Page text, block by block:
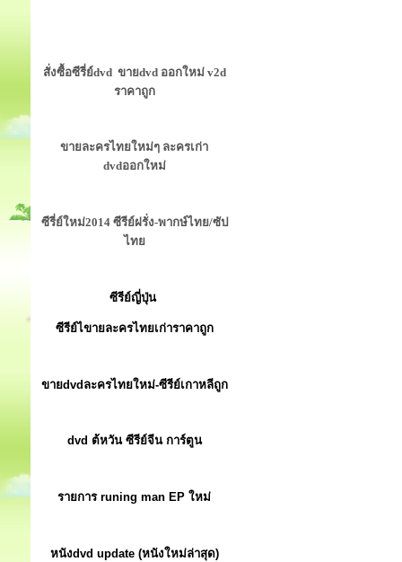
สั่งซื้อซีรี่ย์dvd ขายdvd ออกใหม่ v2d
ราคาถูก
ขายละครไทยใหม่ๆ ละครเก่า
dvdออกใหม่
ซีรี่ย์ใหม่2014 ซีรีย์ฝรั่ง-พากษ์ไทย/ซัป
ไทย
ซีรีย์ญี่ปุ่น
ซีรีย์ไขายละครไทยเก่าราคาถูก
ขายdvdละครไทยใหม่-ซีรีย์เกาหลีถูก
dvd ต้หวัน ซีรีย์จีน การ์ตูน
รายการ runing man EP ใหม่
หนังdvd update (หนังใหม่ล่าสุด)